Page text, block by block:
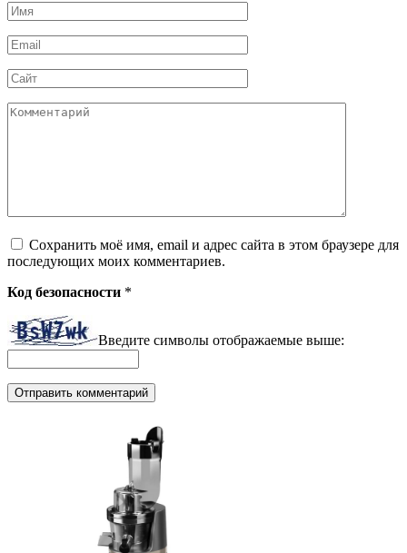
Имя
*
Email
*
Сайт
Комментарий
Сохранить моё имя, email и адрес сайта в этом браузере для
последующих моих комментариев.
Код безопасности *
Введите символы отображаемые выше: